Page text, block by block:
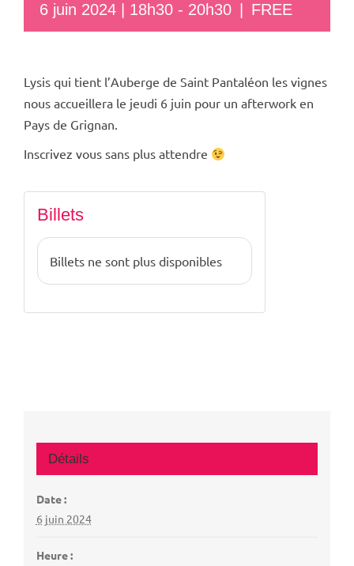
6 juin 2024 | 18h30 - 20h30 FREE
Lysis qui tient l’Auberge de Saint Pantaléon les vignes
nous accueillera le jeudi 6 juin pour un afterwork en
Pays de Grignan.
Inscrivez vous sans plus attendre
Billets
Billets ne sont plus disponibles
Détails
Date :
6 juin 2024
Heure :